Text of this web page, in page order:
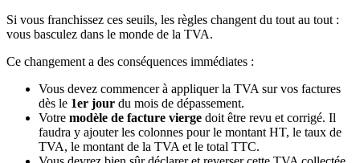
Si vous franchissez ces seuils, les règles changent du tout au tout :
vous basculez dans le monde de la TVA.
Ce changement a des conséquences immédiates :
Vous devez commencer à appliquer la TVA sur vos factures
dès le 1er jour du mois de dépassement.
Votre modèle de facture vierge doit être revu et corrigé. Il
faudra y ajouter les colonnes pour le montant HT, le taux de
TVA, le montant de la TVA et le total TTC.